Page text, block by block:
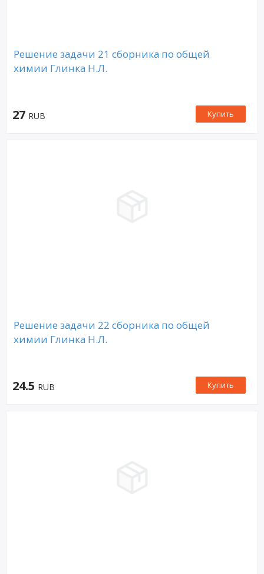
Решение задачи 21 сборника по общей
химии Глинка Н.Л.
27 RUB Купить
Решение задачи 22 сборника по общей
химии Глинка Н.Л.
24.5 RUB Купить